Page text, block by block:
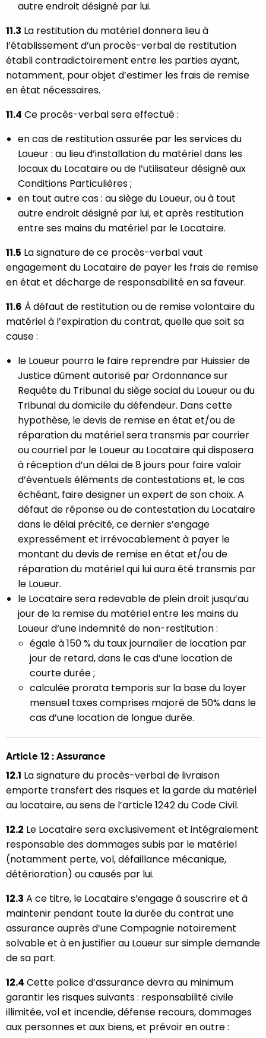
autre endroit désigné par lui.
11.3 La restitution du matériel donnera lieu à
I’établissement d’un procès-verbal de restitution
établi contradictoirement entre les parties ayant,
notamment, pour objet d’estimer les frais de remise
en état nécessaires.
11.4 Ce procès-verbal sera effectué :
en cas de restitution assurée par les services du
Loueur : au lieu d’installation du matériel dans les
locaux du Locataire ou de l’utilisateur désigné aux
Conditions Particulières ;
en tout autre cas : au siège du Loueur, ou à tout
autre endroit désigné par lui, et après restitution
entre ses mains du matériel par le Locataire.
11.5 La signature de ce procès-verbal vaut
engagement du Locataire de payer les frais de remise
en état et décharge de responsabilité en sa faveur.
11.6 À défaut de restitution ou de remise volontaire du
matériel à l’expiration du contrat, quelle que soit sa
cause :
le Loueur pourra le faire reprendre par Huissier de
Justice dûment autorisé par Ordonnance sur
Requête du Tribunal du siège social du Loueur ou du
Tribunal du domicile du défendeur. Dans cette
hypothèse, le devis de remise en état et/ou de
réparation du matériel sera transmis par courrier
ou courriel par le Loueur au Locataire qui disposera
à réception d’un délai de 8 jours pour faire valoir
d’éventuels éléments de contestations et, le cas
échéant, faire designer un expert de son choix. A
défaut de réponse ou de contestation du Locataire
dans le délai précité, ce dernier s’engage
expressément et irrévocablement à payer le
montant du devis de remise en état et/ou de
réparation du matériel qui lui aura été transmis par
le Loueur.
le Locataire sera redevable de plein droit jusqu’au
jour de la remise du matériel entre les mains du
Loueur d’une indemnité de non-restitution :
égale à 150 % du taux journalier de location par
jour de retard, dans le cas d’une location de
courte durée ;
calculée prorata temporis sur la base du loyer
mensuel taxes comprises majoré de 50% dans le
cas d’une location de longue durée.
Article 12 : Assurance
12.1 La signature du procès-verbal de livraison
emporte transfert des risques et la garde du matériel
au locataire, au sens de l’article 1242 du Code Civil.
12.2 Le Locataire sera exclusivement et intégralement
responsable des dommages subis par le matériel
(notamment perte, vol, défaillance mécanique,
détérioration) ou causés par lui.
12.3 A ce titre, le Locataire s’engage à souscrire et à
maintenir pendant toute la durée du contrat une
assurance auprès d’une Compagnie notoirement
solvable et à en justifier au Loueur sur simple demande
de sa part.
12.4 Cette police d’assurance devra au minimum
garantir les risques suivants : responsabilité civile
illimitée, vol et incendie, défense recours, dommages
aux personnes et aux biens, et prévoir en outre :